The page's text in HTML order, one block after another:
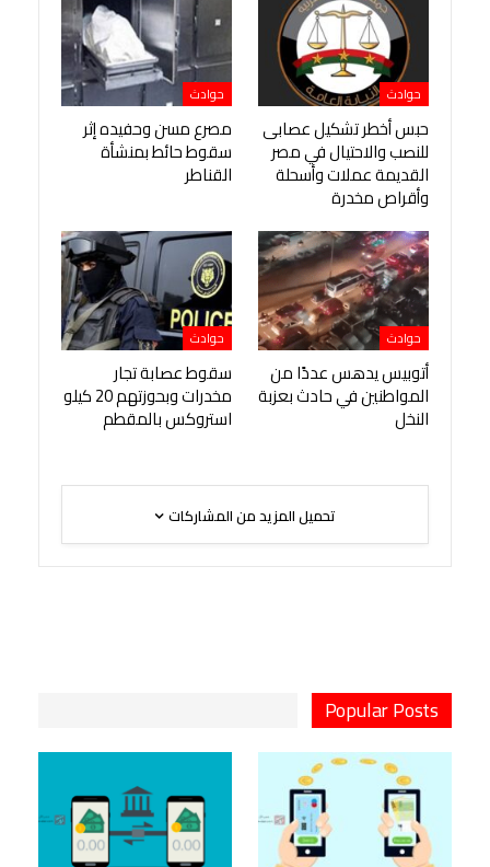
حوادث
حبس أخطر تشكيل عصابى
للنصب والاحتيال في مصر
القديمة عملات وأسحلة
وأقراص مخدرة
حوادث
مصرع مسن وحفيده إثر
سقوط حائط بمنشأة
القناطر
حوادث
أتوبيس يدهس عددًا من
المواطنين في حادث بعزبة
النخل
حوادث
سقوط عصابة تجار
مخدرات وبحوزتهم 20 كيلو
استروكس بالمقطم
تحميل المزيد من المشاركات
Popular Posts